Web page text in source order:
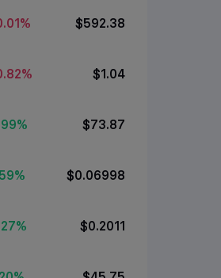
$592.38
$1.04
$73.87
$0.06998
$0.2011